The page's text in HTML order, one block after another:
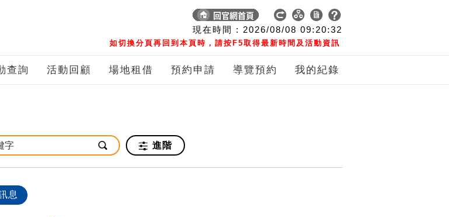
現在時間 : 2026/08/08 09:20:33
如切換分頁再回到本頁時，請按F5取得最新時間及活動資訊
查詢 活動回顧 場地租借 預約申請 導覽預約 我的紀錄
進階
息